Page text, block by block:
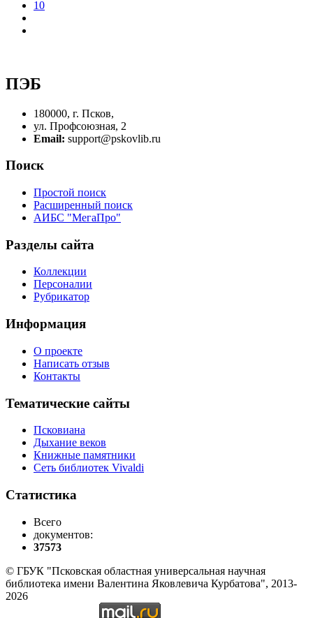
10
ПЭБ
180000, г. Псков,
ул. Профсоюзная, 2
Email: support@pskovlib.ru
Поиск
Простой поиск
Расширенный поиск
АИБС "МегаПро"
Разделы сайта
Коллекции
Персоналии
Рубрикатор
Информация
О проекте
Написать отзыв
Контакты
Тематические сайты
Псковиана
Дыхание веков
Книжные памятники
Сеть библиотек Vivaldi
Статистика
Всего
документов:
37573
© ГБУК "Псковская областная универсальная научная
библиотека имени Валентина Яковлевича Курбатова", 2013-
2026